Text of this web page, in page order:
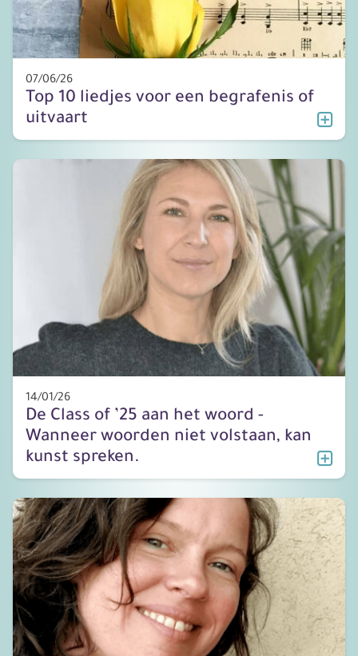
07/06/26
Top 10 liedjes voor een begrafenis of
uitvaart
14/01/26
De Class of ’25 aan het woord -
Wanneer woorden niet volstaan, kan
kunst spreken.